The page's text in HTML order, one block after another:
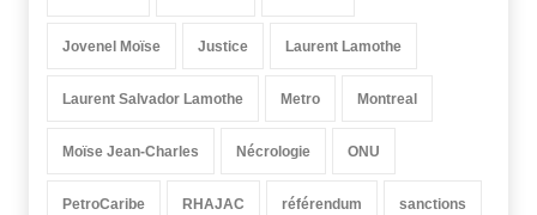
Jovenel Moïse Justice Laurent Lamothe
Laurent Salvador Lamothe Metro Montreal
Moïse Jean-Charles Nécrologie ONU
PetroCaribe RHAJAC référendum sanctions